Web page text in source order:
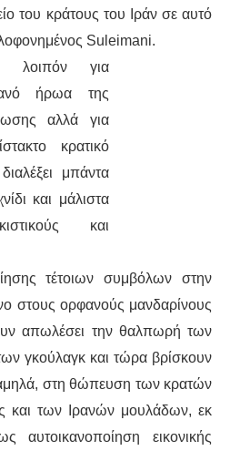
του κράτους του Ιράν σε αυτό
Suleimani.
λοιπόν για
ήρωα της
αλλά για
κρατικό
μπάντα
και μάλιστα
και
τέτοιων συμβόλων στην
στους ορφανούς μανδαρίνους
απωλέσει την θαλπωρή των
γκούλαγκ και τώρα βρίσκουν
στη θώπευση των κρατών
και των Ιρανών μουλάδων, εκ
εικονικής